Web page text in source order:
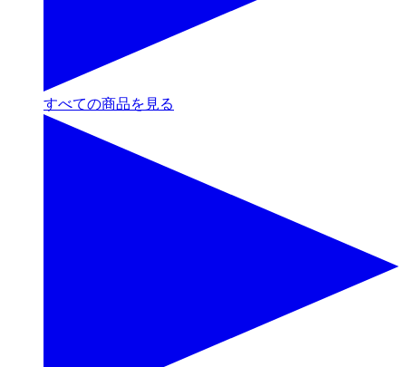
すべての商品を見る